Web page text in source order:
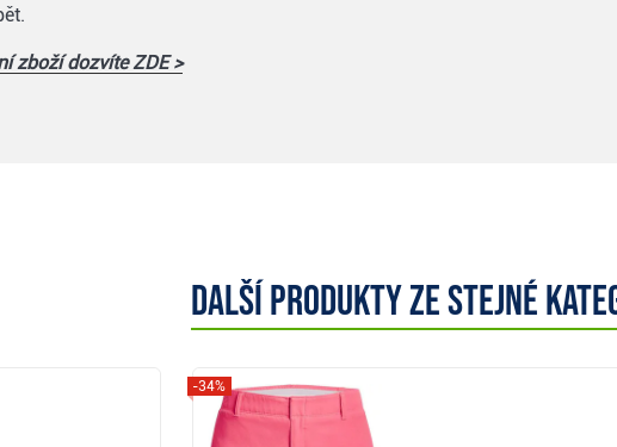
zboží dozvíte ZDE >
Další produkty ze stejné
-34%